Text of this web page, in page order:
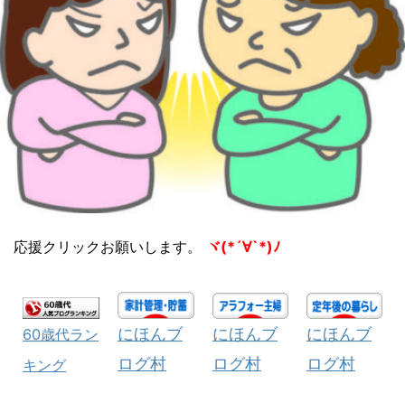
応援クリックお願いします。 ヾ(*´∀`*)ﾉ
60歳代ラン
キング
にほんブ
ログ村
にほんブ
ログ村
にほんブ
ログ村